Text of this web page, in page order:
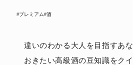
#プレミアム#酒
違いのわかる大人を目指すあ
おきたい高級酒の豆知識をク